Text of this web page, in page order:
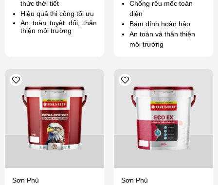
thức thời tiết
Hiệu quả thi công tối ưu
An toàn tuyệt đối, thân
thiện môi trường
Chống rêu mốc toàn
diện
Bám dính hoàn hảo
An toàn và thân thiện
môi trường
Sơn Phủ Sơn Phủ